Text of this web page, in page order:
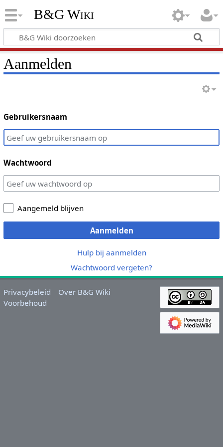
B&G Wiki
Aanmelden
Gebruikersnaam
Wachtwoord
Aangemeld blijven
Aanmelden
Hulp bij aanmelden
Wachtwoord vergeten?
Privacybeleid
Over B&G Wiki
Voorbehoud